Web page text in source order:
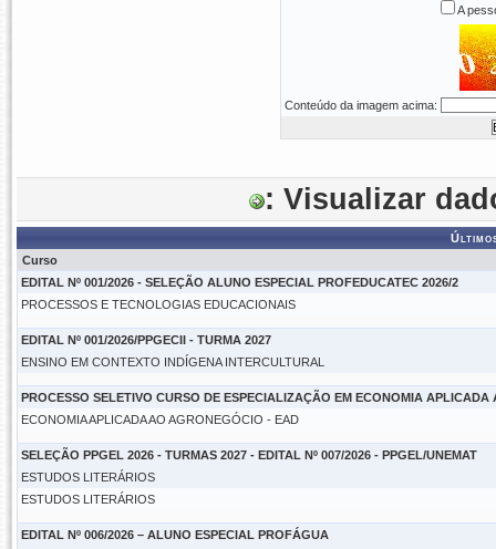
A
Conteúdo da imagem acima:
: Visualizar
Curso
EDITAL Nº 001/2026 - SELEÇÃO ALUNO ESPECIAL PROFEDUCATEC 2026/2
PROCESSOS E TECNOLOGIAS EDUCACIONAIS
EDITAL Nº 001/2026/PPGECII - TURMA 2027
ENSINO EM CONTEXTO INDÍGENA INTERCULTURAL
PROCESSO SELETIVO CURSO DE ESPECIALIZAÇÃO EM ECONOMIA
ECONOMIA APLICADA AO AGRONEGÓCIO - EAD
SELEÇÃO PPGEL 2026 - TURMAS 2027 - EDITAL Nº 007/2026 - PPGEL/UNEMAT
ESTUDOS LITERÁRIOS
ESTUDOS LITERÁRIOS
EDITAL Nº 006/2026 – ALUNO ESPECIAL PROFÁGUA